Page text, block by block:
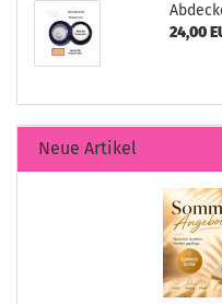
24,00
Neue Artikel